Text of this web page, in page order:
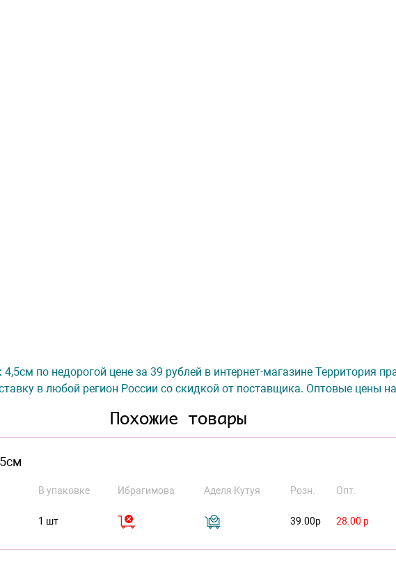
по недорогой цене за 39 рублей в интернет-магазине Территория
в любой регион России со скидкой от поставщика. Оптовые цены
Похожие товары
В упаковке Ибрагимова Аделя Кутуя Розн. Опт.
1 шт 39.00р 28.00 р